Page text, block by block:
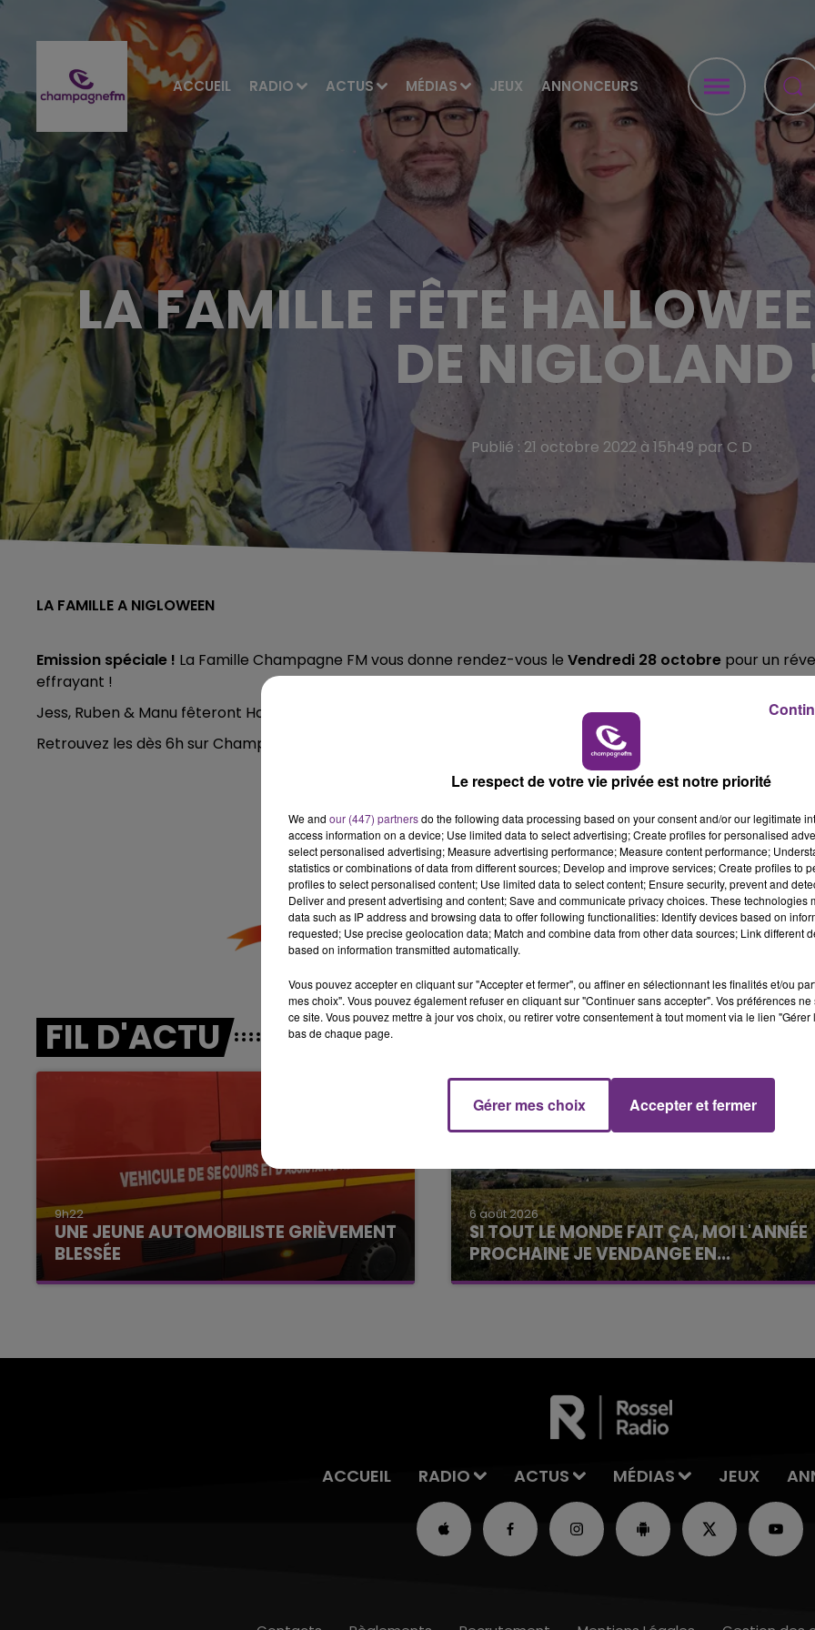
ACCUEIL RADIO ACTUS MÉDIAS JEUX ANNONCEURS
10h00 - 14h00
LE TICKET DE CAISSE
LA FAMILLE FÊTE
DE NIGLOLAND
Publié : 21 octobre 2022 à 15h49 par C D
LA FAMILLE A NIGLOWEEN
Emission spéciale ! La Famille Champagne FM vous donne rendez-vous le Vendredi 28 octobre pour un
effrayant !
Jess, Ruben & Manu fêteront Halloween
Retrouvez les dès 6h sur Champagne FM, dans une émission où tout peut arriver...
FIL D'ACTU
9h22
UNE JEUNE AUTOMOBILISTE GRIÈVEMENT
BLESSÉE
Une automobiliste s'est retrouvée piégée dans
6 août 2026
SI TOUT LE MONDE FAIT ÇA, MOI L'ANNÉE
PROCHAINE JE VENDANGE EN...
La vendange en Champagne a débuté ce jeudi
LE TICKET DE CAISSE
14h00 - 15h00
La Radio Pop
ACCUEIL RADIO ACTUS MÉDIAS JEUX
Le respect de votre vie privée est notre priorité
We and our (447) partnersdo the following data processing based on your consent and/or our legitimate
access information on a device; Use limited data to select advertising; Create profiles for personalised
select personalised advertising; Measure advertising performance; Measure content performance;
statistics or combinations of data from different sources; Develop and improve services; Create profiles to
profiles to select personalised content; Use limited data to select content; Ensure security, prevent and
Deliver and present advertising and content; Save and communicate privacy choices. These technologies
data such as IP address and browsing data to offer following functionalities: Identify devices based on
requested; Use precise geolocation data; Match and combine data from other data sources; Link different
based on information transmitted automatically.
Vous pouvez accepter en cliquant sur "Accepter et fermer", ou affiner en sélectionnant les finalités et/ou
mes choix". Vous pouvez également refuser en cliquant sur "Continuer sans accepter". Vos préférences
ce site. Vous pouvez mettre à jour vos choix, ou retirer votre consentement à tout moment via le lien
bas de chaque page.
Gérer mes choix Accepter et fermer